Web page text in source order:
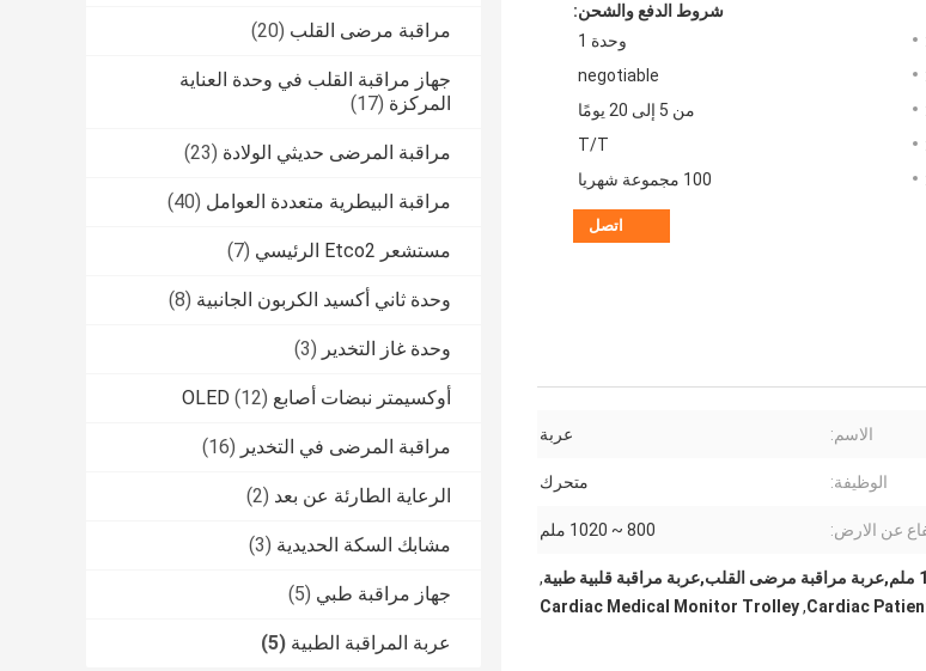
مراقبة مرضى القلب (20)
جهاز مراقبة القلب في وحدة العناية
المركزة (17)
مراقبة المرضى حديثي الولادة (23)
مراقبة البيطرية متعددة العوامل (40)
مستشعر Etco2 الرئيسي (7)
وحدة ثاني أكسيد الكربون الجانبية (8)
وحدة غاز التخدير (3)
أوكسيمتر نبضات أصابع OLED (12)
مراقبة المرضى في التخدير (16)
الرعاية الطارئة عن بعد (2)
مشابك السكة الحديدية (3)
جهاز مراقبة طبي (5)
عربة المراقبة الطبية (5)
شروط الدفع والشحن:
وحدة 1
negotiable
من 5 إلى 20 يومًا
T/T
100 مجموعة شهريا
اتصل
الاسم: عربة
الوظيفة: متحرك
عن الارض: 800 ~ 1020 ملم
,
Cardiac
,
Cardiac Medical Monitor Trolley